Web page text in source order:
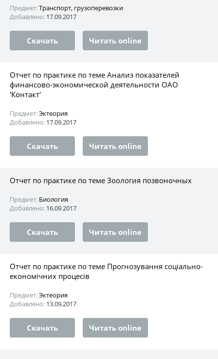
Предмет:Транспорт, грузоперевозки
Добавлено: 17.09.2017
Скачать Читать online
Отчет по практике по теме Анализ показателей
финансово-экономической деятельности ОАО
'Контакт'
Предмет:Эктеория
Добавлено: 17.09.2017
Скачать Читать online
Отчет по практике по теме Зоология позвоночных
Предмет: Биология
Добавлено: 16.09.2017
Скачать Читать online
Отчет по практике по теме Прогнозування соціально-
економічних процесів
Предмет:Эктеория
Добавлено: 13.09.2017
Скачать Читать online